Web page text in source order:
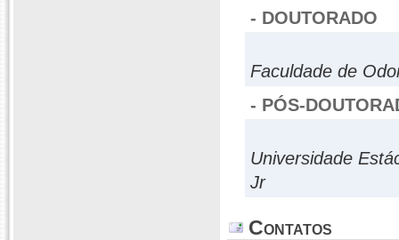
- DOUTORADO
Faculdade de
- PÓS-
Universidade
Jr
Contatos